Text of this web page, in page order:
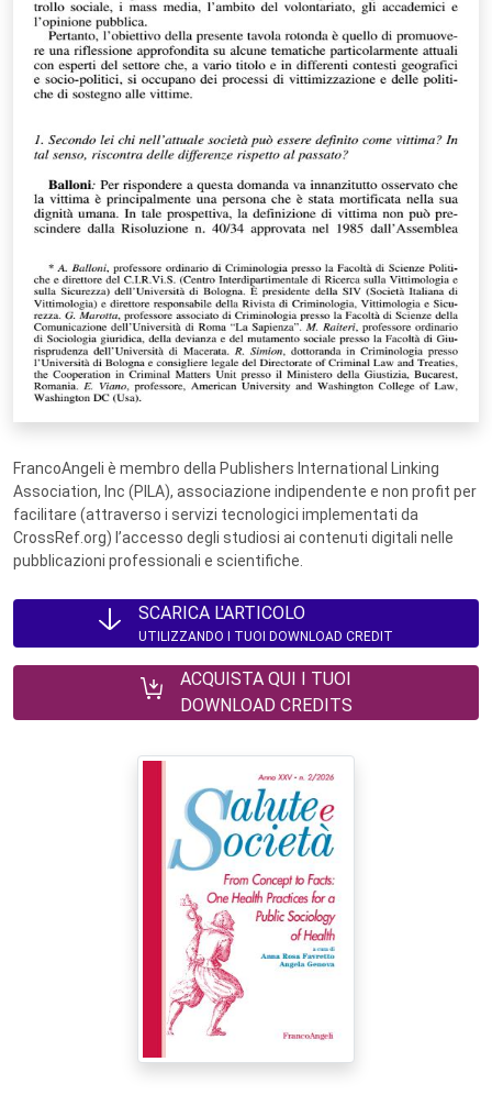
FrancoAngeli è membro della Publishers International Linking
Association, Inc (PILA), associazione indipendente e non profit per
facilitare (attraverso i servizi tecnologici implementati da
CrossRef.org) l’accesso degli studiosi ai contenuti digitali nelle
pubblicazioni professionali e scientifiche.
SCARICA L'ARTICOLO
UTILIZZANDO I TUOI DOWNLOAD CREDIT
ACQUISTA QUI I TUOI
DOWNLOAD CREDITS